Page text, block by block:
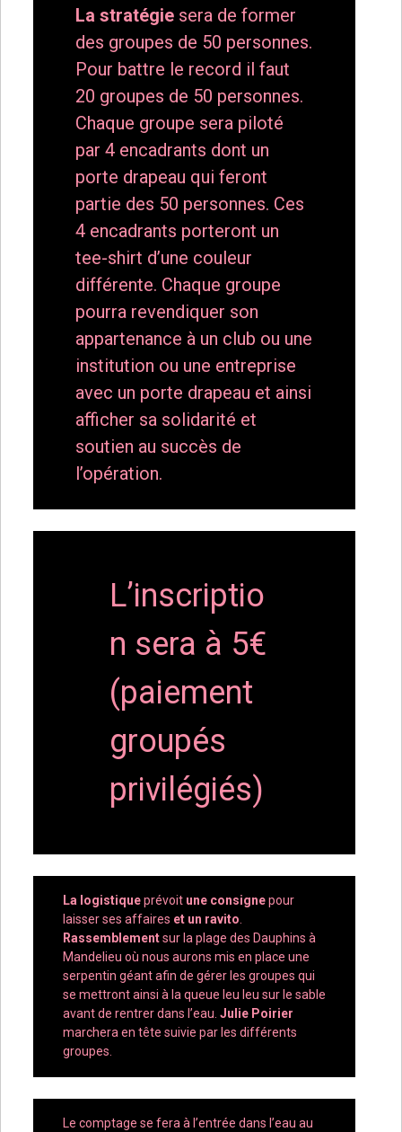
La stratégie sera de former
des groupes de 50 personnes.
Pour battre le record il faut
20 groupes de 50 personnes.
Chaque groupe sera piloté
par 4 encadrants dont un
porte drapeau qui feront
partie des 50 personnes. Ces
4 encadrants porteront un
tee-shirt d’une couleur
différente. Chaque groupe
pourra revendiquer son
appartenance à un club ou une
institution ou une entreprise
avec un porte drapeau et ainsi
afficher sa solidarité et
soutien au succès de
l’opération.
L’inscriptio
n sera à 5€
(paiement
groupés
privilégiés)
La logistiqueprévoit une consignepour
laisser ses affaires et un ravito.
Rassemblementsur la plage des Dauphins à
Mandelieu où nous aurons mis en place une
serpentin géant afin de gérer les groupes qui
se mettront ainsi à la queue leu leu sur le sable
avant de rentrer dans l’eau. Julie Poirier
marchera en tête suivie par les différents
groupes.
Le comptage se fera à l’entrée dans l’eau au